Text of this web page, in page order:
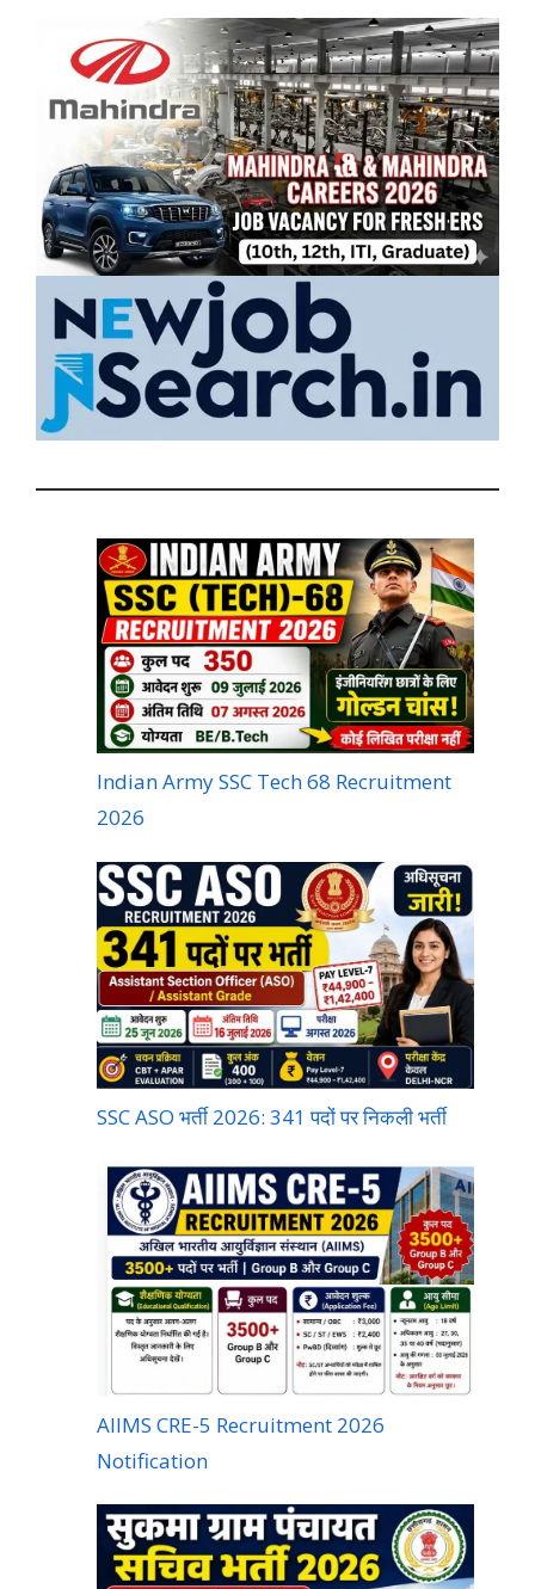
Indian Army SSC Tech 68 Recruitment
2026
SSC ASO भर्ती 2026: 341 पदों पर निकली भर्ती
AIIMS CRE-5 Recruitment 2026
Notification